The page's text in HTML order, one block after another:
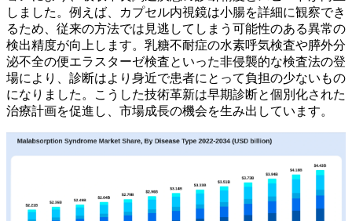
しました。例えば、カプセル内視鏡は小腸を詳細に観察でき
るため、従来の方法では見逃してしまう可能性のある異常の
検出精度が向上します。乳糖不耐症の水素呼気検査や膵外分
泌不全の便エラスターゼ検査といった非侵襲的な検査法の登
場により、診断はより身近で患者にとって負担の少ないもの
になりました。こうした技術革新は早期診断と個別化された
治療計画を促進し、市場成長の機会を生み出しています。